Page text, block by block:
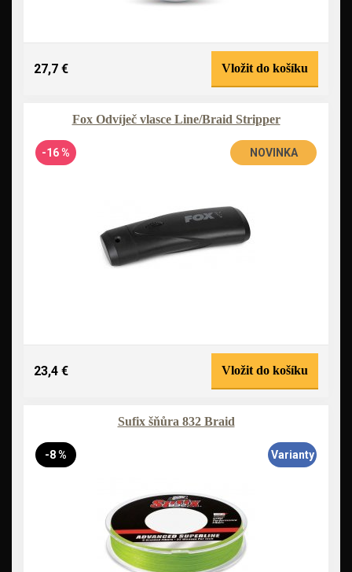
27,7 € Vložit do košíku
Fox Odvíječ vlasce Line/Braid Stripper
-16 % NOVINKA
23,4 € Vložit do košíku
Sufix šňůra 832 Braid
-8 % Varianty